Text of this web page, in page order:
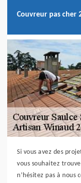
Couvreur pas cher
Si vous avez des
vous souhaitez
n’hésitez pas à